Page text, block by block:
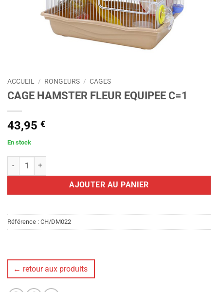
ACCUEIL / RONGEURS / CAGES
CAGE HAMSTER FLEUR EQUIPEE C=1
43,95 €
En stock
quantité de CAGE HAMSTER FLEUR EQUIPEE C=1
AJOUTER AU PANIER
Référence : CH/DM022
← retour aux produits